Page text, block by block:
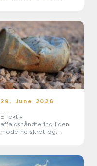
29. June 2026
Effektiv
affaldshåndtering i den
moderne skrot og